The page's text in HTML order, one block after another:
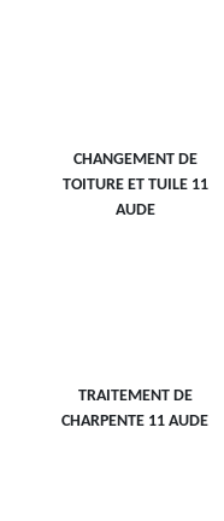
CHANGEMENT DE
TOITURE ET TUILE 11
AUDE
TRAITEMENT DE
CHARPENTE 11 AUDE